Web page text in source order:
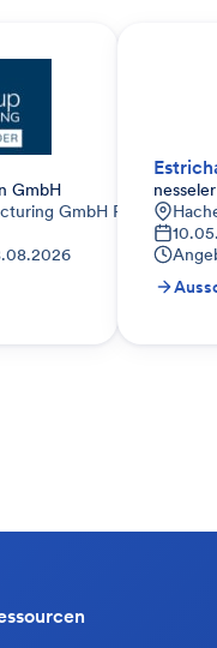
GmbH
GmbH Procter &